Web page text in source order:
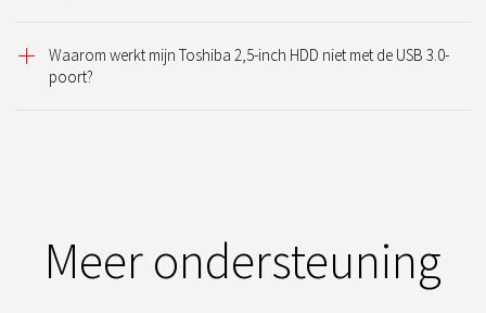
Waarom werkt mijn Toshiba 2,5-inch HDD niet met de USB 3.0-
poort?
Meer ondersteuning